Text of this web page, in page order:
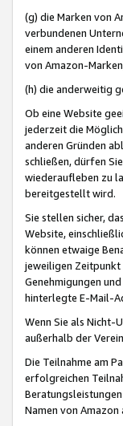
(g) die Marken von
verbundenen
einem anderen
von Amazon-
(h) die anderweitig
Ob eine Website
jederzeit die
anderen Gründen
schließen, dürfen
wiederaufleben zu
bereitgestellt wird.
Sie stellen sicher,
Website,
können etwaige
jeweiligen Zeitpunkt
Genehmigungen
hinterlegte E-Mail-
Wenn Sie als Nicht-
außerhalb der
Die Teilnahme am
erfolgreichen
Namen von